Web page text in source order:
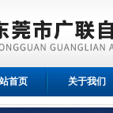
首页 关于我们